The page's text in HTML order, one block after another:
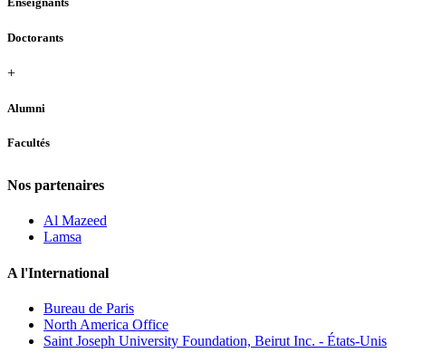
Doctorants
+
Alumni
Facultés
Nos partenaires
Al Mazeed
Lamsa
A l'International
Bureau de Paris
North America Office
Saint Joseph University Foundation, Beirut Inc. - États-Unis